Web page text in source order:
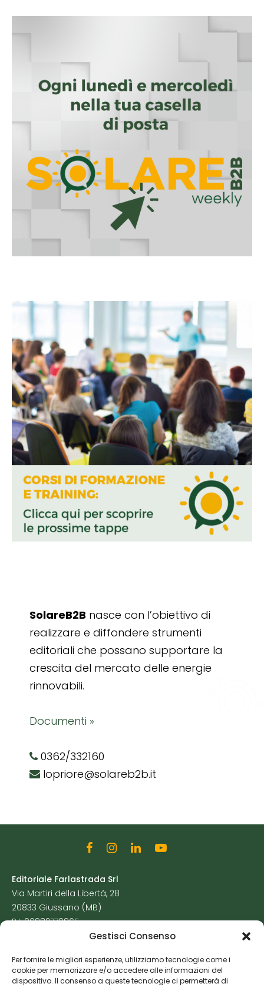
Gestisci Consenso
Per fornire le migliori esperienze, utilizziamo tecnologie come i
cookie per memorizzare e/o accedere alle informazioni del
dispositivo. Il consenso a queste tecnologie ci permetterà di
SolareB2B nasce con l’obiettivo di
realizzare e diffondere strumenti
editoriali che possano supportare la
crescita del mercato delle energie
rinnovabili.
Documenti »
0362/332160
lopriore@solareb2b.it
Editoriale Farlastrada Srl
Via Martiri della Libertà, 28
20833 Giussano (MB)
P.I. 06982770965
Cookie Policy
Risorse Aggiuntive